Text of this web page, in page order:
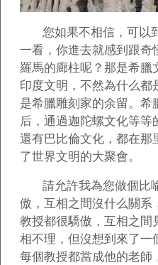
您如果不相信，可以
一看，你進去就感到跟奇
羅馬的廊柱呢？那是希臘
印度文明，不然為什么都
是希臘雕刻家的余留。希
后，通過迦陀螺文化等等
還有巴比倫文化，都在那
了世界文明的大聚會。
請允許我為您做個比
傲，互相之間沒什么關系
教授都很驕傲，互相之間
相不理，但沒想到來了一
每個教授都當成他的老師